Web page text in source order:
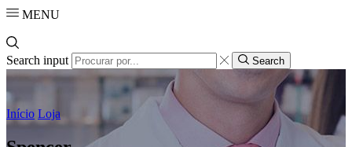
MENU
Search input Search
Início Loja